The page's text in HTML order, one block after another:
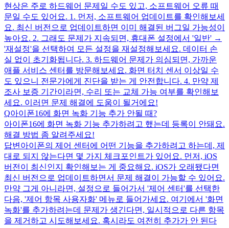
현상은 주로 하드웨어 문제일 수도 있고, 소프트웨어 오류 때
문일 수도 있어요. 1. 먼저, 소프트웨어 업데이트를 확인해보세
요. 최신 버전으로 업데이트하면 이미 해결된 버그일 가능성이
높아요. 2. 그래도 문제가 지속되면, 휴대폰 설정에서 '일반' →
'재설정'을 선택하여 모든 설정을 재설정해보세요. 데이터 손
실 없이 초기화됩니다. 3. 하드웨어 문제가 의심되면, 가까운
애플 서비스 센터를 방문해보세요. 화면 터치 센서 이상일 수
도 있으니 전문가에게 진단을 받는 게 안전합니다. 4. 만약 제
조사 보증 기간이라면, 수리 또는 교체 가능 여부를 확인해보
세요. 이러면 문제 해결에 도움이 될거에요!
Q아이폰16에 화면 녹화 기능 추가 안될 때?
아이폰16에 화면 녹화 기능 추가하려고 했는데 등록이 안돼요.
해결 방법 좀 알려주세요!
답변 아이폰의 제어 센터에 어떤 기능을 추가하려고 하는데, 제
대로 되지 않는다면 몇 가지 체크포인트가 있어요. 먼저, iOS
버전이 최신인지 확인해보는 게 중요해요. iOS가 오래됐다면
최신 버전으로 업데이트하면서 문제 해결이 가능할 수 있어요.
만약 그게 아니라면, 설정으로 들어가서 '제어 센터'를 선택한
다음, '제어 항목 사용자화' 메뉴로 들어가세요. 여기에서 '화면
녹화'를 추가하려는데 문제가 생긴다면, 일시적으로 다른 항목
을 제거하고 시도해보세요. 혹시라도 여전히 추가가 안 된다